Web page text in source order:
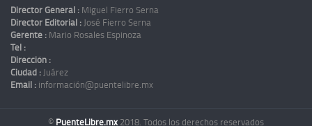
Director General : Miguel Fierro Serna
Director Editorial : José Fierro Serna
Gerente : Mario Rosales Espinoza
Tel :
Dirección :
Ciudad : Juárez
Email : información@puentelibre.mx
© PuenteLibre.mx 2018. Todos los derechos reservados